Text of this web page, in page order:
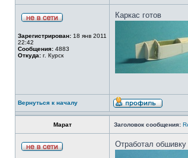
Зарегистрирован: 18 янв 2011
22:42
Сообщения: 4883
Откуда: г. Курск
Каркас готов
Вернуться к началу
Марат Заголовок сообщения:
Отработал